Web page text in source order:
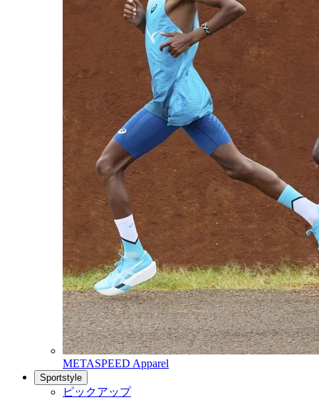
METASPEED Apparel
Sportstyle
ピックアップ